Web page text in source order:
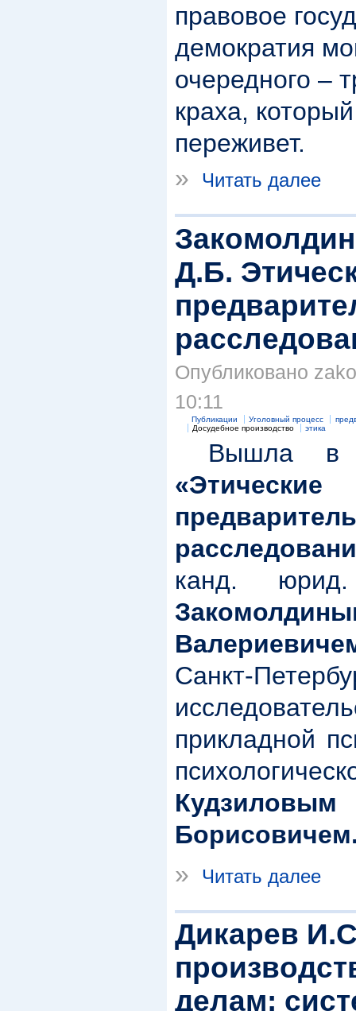
правовое
демократия
очередного –
краха,
переживет.
»
Читать далее
Д.Б.
Опубликовано
10:11
Публикации Уголовный процесс
Досудебное производство
этика
Вышла в
канд.
Санкт-
прикладной
»
Читать далее
Дикарев
делам: